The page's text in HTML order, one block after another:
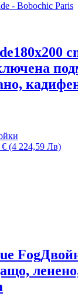
180x200
€ (4 224,59 Лв)
Fog